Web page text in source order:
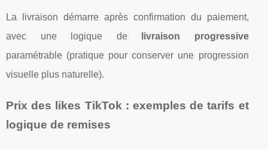
La livraison démarre après confirmation du paiement,
avec une logique de
livraison progressive
paramétrable (pratique pour conserver une progression
visuelle plus naturelle).
Prix des likes TikTok : exemples de tarifs et
logique de remises